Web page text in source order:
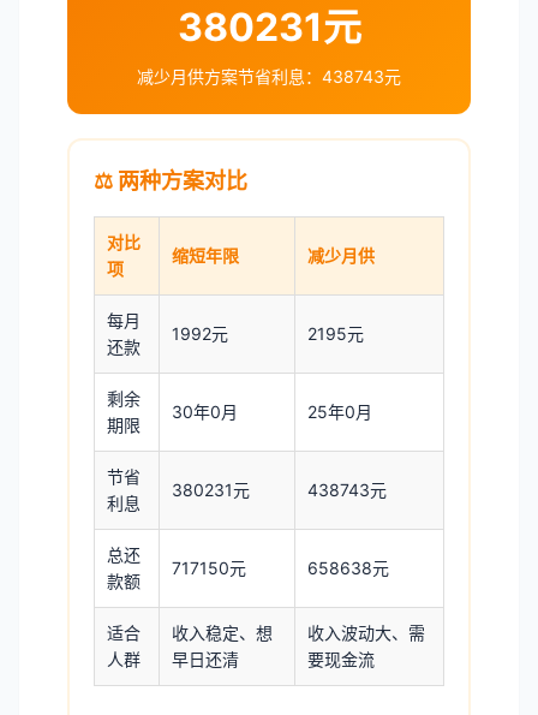
380231元
减少月供方案节省利息： 438743元
⚖️ 两种方案对比
对比
项
缩短年限 减少月供
每月
还款
1992元 2195元
剩余
期限
30年0月 25年0月
节省
利息
380231元 438743元
总还
款额
717150元 658638元
适合
人群
收入稳定、想
早日还清
收入波动大、需
要现金流